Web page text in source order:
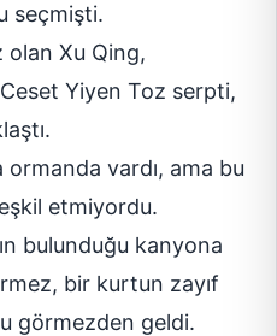
seçmişti.
olan Xu Qing,
Yiyen Toz serpti,
ormanda vardı, ama bu
etmiyordu.
bulunduğu kanyona
bir kurtun zayıf
görmezden geldi.